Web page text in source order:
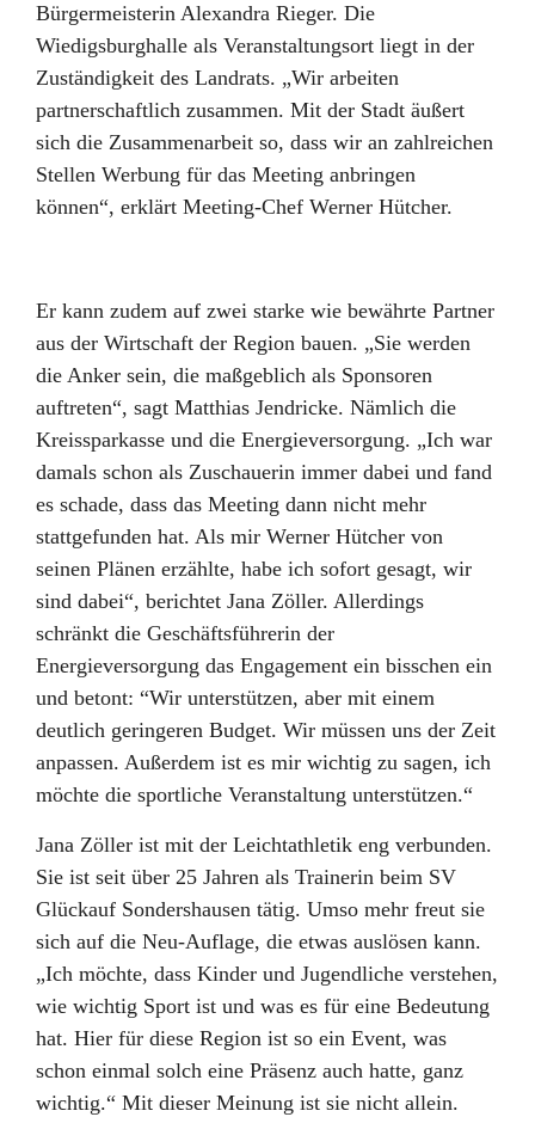
Bürgermeisterin Alexandra Rieger. Die
Wiedigsburghalle als Veranstaltungsort liegt in der
Zuständigkeit des Landrats. „Wir arbeiten
partnerschaftlich zusammen. Mit der Stadt äußert
sich die Zusammenarbeit so, dass wir an zahlreichen
Stellen Werbung für das Meeting anbringen
können“, erklärt Meeting-Chef Werner Hütcher.
Er kann zudem auf zwei starke wie bewährte Partner
aus der Wirtschaft der Region bauen. „Sie werden
die Anker sein, die maßgeblich als Sponsoren
auftreten“, sagt Matthias Jendricke. Nämlich die
Kreissparkasse und die Energieversorgung. „Ich war
damals schon als Zuschauerin immer dabei und fand
es schade, dass das Meeting dann nicht mehr
stattgefunden hat. Als mir Werner Hütcher von
seinen Plänen erzählte, habe ich sofort gesagt, wir
sind dabei“, berichtet Jana Zöller. Allerdings
schränkt die Geschäftsführerin der
Energieversorgung das Engagement ein bisschen ein
und betont: “Wir unterstützen, aber mit einem
deutlich geringeren Budget. Wir müssen uns der Zeit
anpassen. Außerdem ist es mir wichtig zu sagen, ich
möchte die sportliche Veranstaltung unterstützen.“
Jana Zöller ist mit der Leichtathletik eng verbunden.
Sie ist seit über 25 Jahren als Trainerin beim SV
Glückauf Sondershausen tätig. Umso mehr freut sie
sich auf die Neu-Auflage, die etwas auslösen kann.
„Ich möchte, dass Kinder und Jugendliche verstehen,
wie wichtig Sport ist und was es für eine Bedeutung
hat. Hier für diese Region ist so ein Event, was
schon einmal solch eine Präsenz auch hatte, ganz
wichtig.“ Mit dieser Meinung ist sie nicht allein.